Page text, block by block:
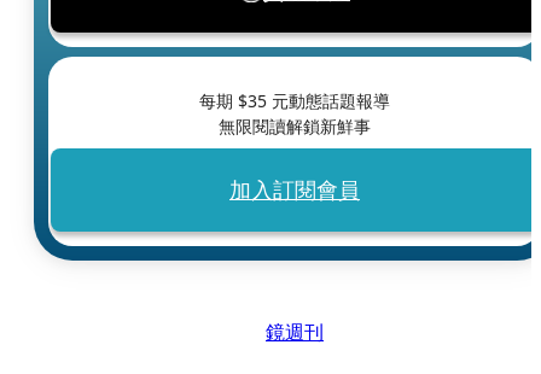
每期 $35 元動態話題報導
無限閱讀解鎖新鮮事
加入訂閱會員
鏡週刊